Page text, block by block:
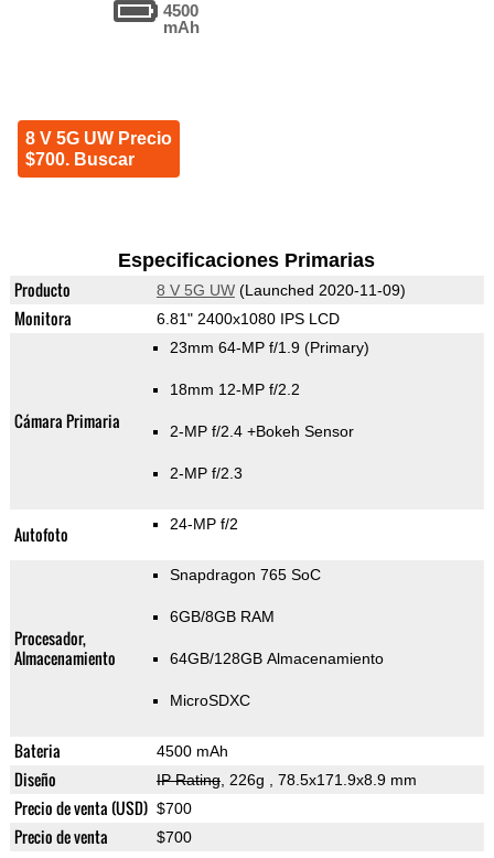
4500
mAh
8 V 5G UW Precio
$700. Buscar
Especificaciones Primarias
Producto 8 V 5G UW(Launched 2020-11-09)
Monitora 6.81" 2400x1080 IPS LCD
Cámara Primaria
23mm 64-MP f/1.9 (Primary)
18mm 12-MP f/2.2
2-MP f/2.4 +Bokeh Sensor
2-MP f/2.3
Autofoto 24-MP f/2
Procesador,
Almacenamiento
Snapdragon 765 SoC
6GB/8GB RAM
64GB/128GB Almacenamiento
MicroSDXC
Bateria 4500 mAh
Diseño IP Rating, 226g , 78.5x171.9x8.9 mm
Precio de venta (USD) $700
Precio de venta $700